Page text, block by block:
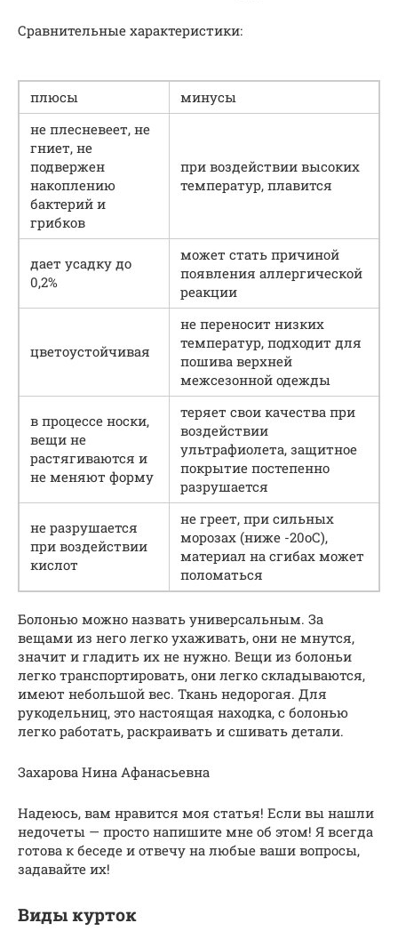
Сравнительные характеристики:
плюсы
минусы
не плесневеет, не
гниет, не
подвержен
накоплению
бактерий и
грибков
при воздействии высоких
температур, плавится
дает усадку до
0,2%
может стать причиной
появления аллергической
реакции
цветоустойчивая
не переносит низких
температур, подходит для
пошива верхней
межсезонной одежды
в процессе носки,
вещи не
растягиваются и
не меняют форму
теряет свои качества при
воздействии
ультрафиолета, защитное
покрытие постепенно
разрушается
не разрушается
при воздействии
кислот
не греет, при сильных
морозах (ниже -20оС),
материал на сгибах может
поломаться
Болонью можно назвать универсальным. За
вещами из него легко ухаживать, они не мнутся,
значит и гладить их не нужно. Вещи из болоньи
легко транспортировать, они легко складываются,
имеют небольшой вес. Ткань недорогая. Для
рукодельниц, это настоящая находка, с болонью
легко работать, раскраивать и сшивать детали.
Захарова Нина Афанасьевна
Надеюсь, вам нравится моя статья! Если вы нашли
недочеты — просто напишите мне об этом! Я всегда
готова к беседе и отвечу на любые ваши вопросы,
задавайте их!
Виды курток